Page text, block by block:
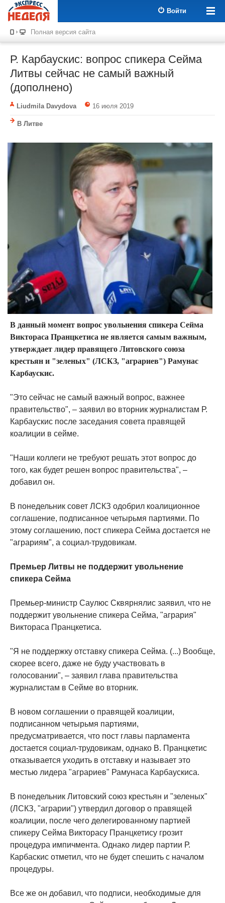
Войти
Полная версия сайта
Р. Карбаускис: вопрос спикера Cейма
Литвы сейчас не самый важный
(дополнено)
Liudmila Davydova 16 июля 2019
В Литве
В данный момент вопрос увольнения спикера Сейма
Виктораса Пранцкетиса не является самым важным,
утверждает лидер правящего Литовского союза
крестьян и "зеленых" (ЛСКЗ, "аграриев") Рамунас
Карбаускис.
"Это сейчас не самый важный вопрос, важнее
правительство", – заявил во вторник журналистам Р.
Карбаускис после заседания совета правящей
коалиции в сейме.
"Наши коллеги не требуют решать этот вопрос до
того, как будет решен вопрос правительства", –
добавил он.
В понедельник совет ЛСКЗ одобрил коалиционное
соглашение, подписанное четырьмя партиями. По
этому соглашению, пост спикера Сейма достается не
"аграриям", а социал-трудовикам.
Премьер Литвы не поддержит увольнение
спикера Сейма
Премьер-министр Саулюс Сквярнялис заявил, что не
поддержит увольнение спикера Сейма, "агрария"
Виктораса Пранцкетиса.
"Я не поддержку отставку спикера Сейма. (...) Вообще,
скорее всего, даже не буду участвовать в
голосовании", – заявил глава правительства
журналистам в Сейме во вторник.
В новом соглашении о правящей коалиции,
подписанном четырьмя партиями,
предусматривается, что пост главы парламента
достается социал-трудовикам, однако В. Пранцкетис
отказывается уходить в отставку и называет это
местью лидера "аграриев" Рамунаса Карбаускиса.
В понедельник Литовский союз крестьян и "зеленых"
(ЛСКЗ, "аграрии") утвердил договор о правящей
коалиции, после чего делегированному партией
спикеру Сейма Викторасу Пранцкетису грозит
процедура импичмента. Однако лидер партии Р.
Карбаскис отметил, что не будет спешить с началом
процедуры.
Все же он добавил, что подписи, необходимые для